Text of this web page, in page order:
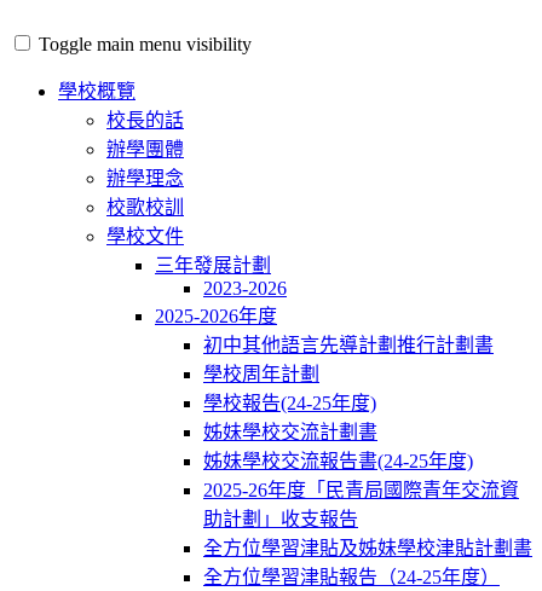
Toggle main menu visibility
學校概覽
校長的話
辦學團體
辦學理念
校歌校訓
學校文件
三年發展計劃
2023-2026
2025-2026年度
初中其他語言先導計劃推行計劃書
學校周年計劃
學校報告(24-25年度)
姊妹學校交流計劃書
姊妹學校交流報告書(24-25年度)
2025-26年度「民青局國際青年交流資
助計劃」收支報告
全方位學習津貼及姊妹學校津貼計劃書
全方位學習津貼報告（24-25年度）